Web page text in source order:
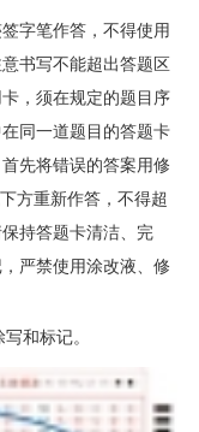
字笔作答，不得使用
书写不能超出答题区
，须在规定的题目序
同一道题目的答题卡
先将错误的答案用修
方重新作答，不得超
持答题卡清洁、完
严禁使用涂改液、修
和标记。